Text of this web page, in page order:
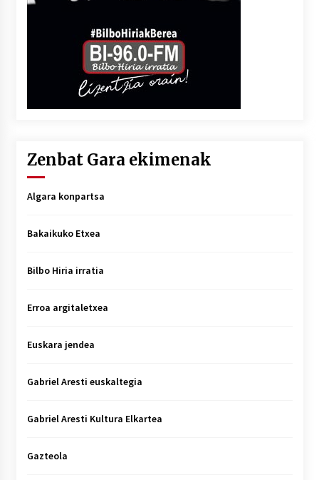
Zenbat Gara ekimenak
Algara konpartsa
Bakaikuko Etxea
Bilbo Hiria irratia
Erroa argitaletxea
Euskara jendea
Gabriel Aresti euskaltegia
Gabriel Aresti Kultura Elkartea
Gazteola